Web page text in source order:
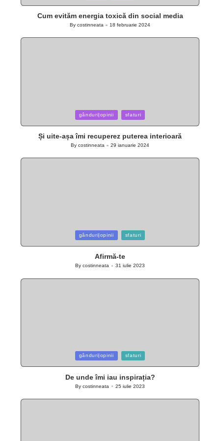
in
Cum evităm energia toxică din social media
Posted
By costinneata 18 februarie 2024
in
gânduri|opinii sfaturi
Și uite-așa îmi recuperez puterea interioară
Posted
By costinneata 29 ianuarie 2024
in
gânduri|opinii sfaturi
Afirmă-te
Posted
Bycostinneata 31 iulie 2023
in
gânduri|opinii sfaturi
De unde îmi iau inspirația?
Posted
Bycostinneata 25 iulie 2023